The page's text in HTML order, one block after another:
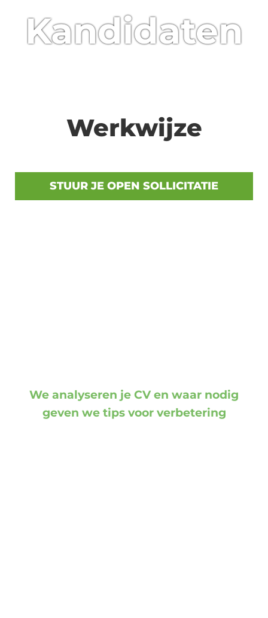
Kandidaten
Werkwijze
STUUR JE OPEN SOLLICITATIE
We analyseren je CV en waar nodig
geven we tips voor verbetering